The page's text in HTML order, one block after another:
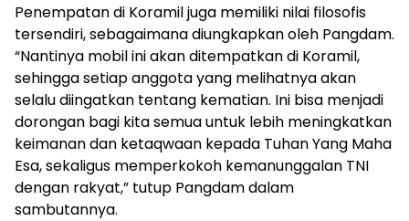
Penempatan di Koramil juga memiliki nilai filosofis
tersendiri, sebagaimana diungkapkan oleh Pangdam.
“Nantinya mobil ini akan ditempatkan di Koramil,
sehingga setiap anggota yang melihatnya akan
selalu diingatkan tentang kematian. Ini bisa menjadi
dorongan bagi kita semua untuk lebih meningkatkan
keimanan dan ketaqwaan kepada Tuhan Yang Maha
Esa, sekaligus memperkokoh kemanunggalan TNI
dengan rakyat,” tutup Pangdam dalam
sambutannya.